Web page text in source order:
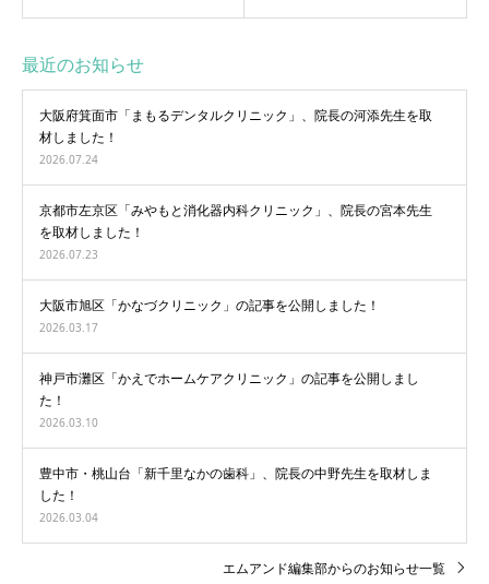
最近のお知らせ
大阪府箕面市「まもるデンタルクリニック」、院長の河添先生を取
材しました！
2026.07.24
京都市左京区「みやもと消化器内科クリニック」、院長の宮本先生
を取材しました！
2026.07.23
大阪市旭区「かなづクリニック」の記事を公開しました！
2026.03.17
神戸市灘区「かえでホームケアクリニック」の記事を公開しまし
た！
2026.03.10
豊中市・桃山台「新千里なかの歯科」、院長の中野先生を取材しま
した！
2026.03.04
エムアンド編集部からのお知らせ一覧